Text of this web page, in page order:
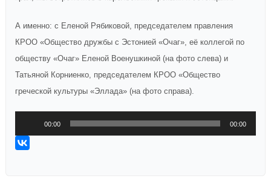
А именно: с Еленой Рябиковой, председателем правления
КРОО «Общество дружбы с Эстонией «Очаг», её коллегой по
обществу «Очаг» Еленой Военушкиной (на фото слева) и
Татьяной Корниенко, председателем КРОО «Общество
греческой культуры «Эллада» (на фото справа).
00:00 00:00